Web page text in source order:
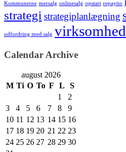
Kommunerne mersalg onlinesalg opstart repaytio
strategi strategiplanlægning
udfordring med salg
Calendar Archive
august 2026
M Ti O To F L
S
1
2
3
4 5 6 7 8
9
10 11 12 13 14 15 16
17 18 19 20 21 22 23
24 25 26 27 28 29 30